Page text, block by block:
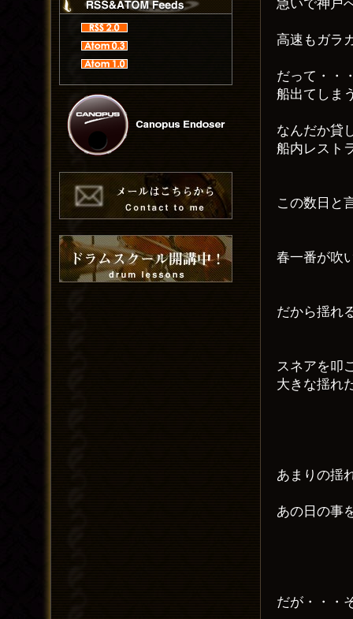
高速もガラ
だって・・
船出てしま
なんだか貸
船内レスト
この数日と
春一番が吹
だから揺れ
スネアを叩
大きな揺れ
あまりの揺
あの日の事
だが・・・